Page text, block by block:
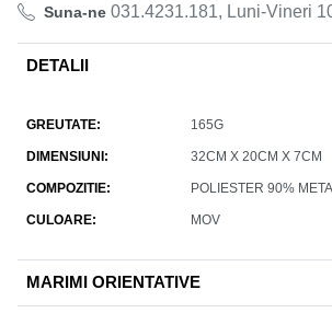
Suna-ne 031.4231.181, Luni-Vineri
DETALII
GREUTATE 165G
DIMENSIUNI 32CM X 20CM X 7CM
COMPOZITIE POLIESTER 90%
CULOARE MOV
MARIMI ORIENTATIVE